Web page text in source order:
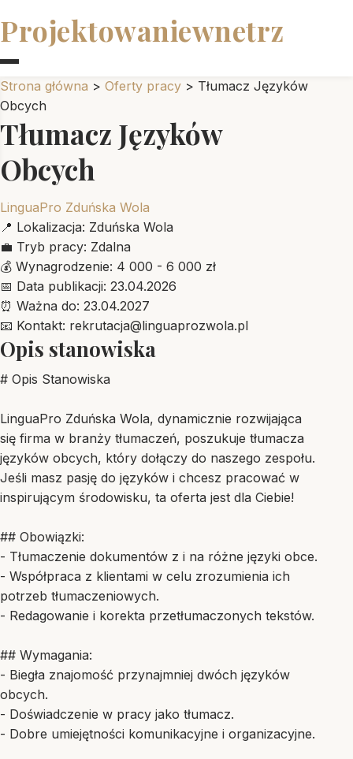
Projektowaniewnetrz
Strona główna > Oferty pracy > Tłumacz Języków
Obcych
Tłumacz Języków
Obcych
LinguaPro Zduńska Wola
📍 Lokalizacja: Zduńska Wola
💼 Tryb pracy: Zdalna
💰 Wynagrodzenie: 4 000 - 6 000 zł
📅 Data publikacji: 23.04.2026
⏰ Ważna do: 23.04.2027
📧 Kontakt: rekrutacja@linguaprozwola.pl
Opis stanowiska
# Opis Stanowiska
LinguaPro Zduńska Wola, dynamicznie rozwijająca
się firma w branży tłumaczeń, poszukuje tłumacza
języków obcych, który dołączy do naszego zespołu.
Jeśli masz pasję do języków i chcesz pracować w
inspirującym środowisku, ta oferta jest dla Ciebie!
## Obowiązki:
- Tłumaczenie dokumentów z i na różne języki obce.
- Współpraca z klientami w celu zrozumienia ich
potrzeb tłumaczeniowych.
- Redagowanie i korekta przetłumaczonych tekstów.
## Wymagania:
- Biegła znajomość przynajmniej dwóch języków
obcych.
- Doświadczenie w pracy jako tłumacz.
- Dobre umiejętności komunikacyjne i organizacyjne.